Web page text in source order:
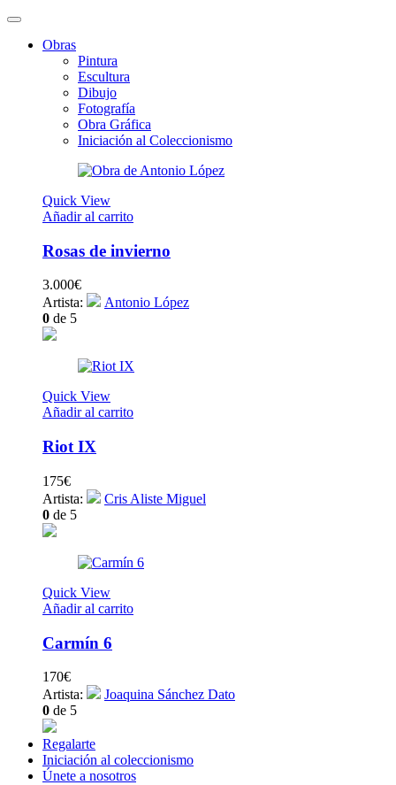
Obras
Pintura
Escultura
Dibujo
Fotografía
Obra Gráfica
Iniciación al Coleccionismo
Quick View
Añadir al carrito
Rosas de invierno
3.000€
Artista:
Antonio López
0 de 5
Quick View
Añadir al carrito
Riot IX
175€
Artista:
Cris Aliste Miguel
0 de 5
Quick View
Añadir al carrito
Carmín 6
170€
Artista:
Joaquina Sánchez Dato
0 de 5
Regalarte
Iniciación al coleccionismo
Únete a nosotros